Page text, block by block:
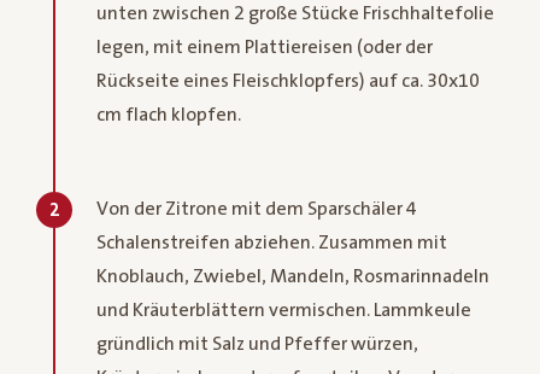
unten zwischen 2 große Stücke Frischhaltefolie
legen, mit einem Plattiereisen (oder der
Rückseite eines Fleischklopfers) auf ca. 30x10
cm flach klopfen.
2
Von der Zitrone mit dem Sparschäler 4
Schalenstreifen abziehen. Zusammen mit
Knoblauch, Zwiebel, Mandeln, Rosmarinnadeln
und Kräuterblättern vermischen. Lammkeule
gründlich mit Salz und Pfeffer würzen,